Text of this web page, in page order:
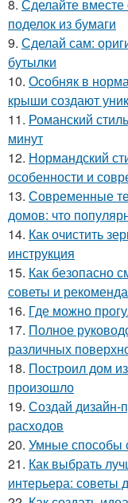
8. Сделайте
поделок из бумаги
9. Сделай сам:
бутылки
10. Особняк в
крыши создают
11. Романский
минут
12. Нормандский
особенности и
13. Современные
домов: что
14. Как очистить
инструкция
15. Как безопасно
советы и
16. Где можно
17. Полное
различных
18. Построил дом
произошло
19. Создай дизайн-
расходов
20. Умные способы
21. Как выбрать
интерьера: советы